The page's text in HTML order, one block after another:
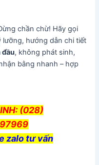
chần chừ! Hãy gọi
lưỡng, hướng dẫn chi tiết
đầu, không phát sinh,
bằng nhanh – hợp
(028)
zalo tư vấn